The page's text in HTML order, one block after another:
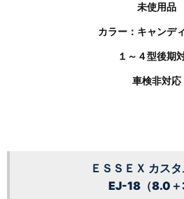
未使用品
カラー：キャンデ
１～４型後期
車検非対応
ＥＳＳＥＸ カス
EJ-18（8.0＋